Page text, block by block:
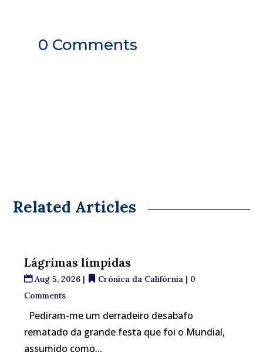
0 Comments
Related Articles
Lágrimas límpidas
Aug 5, 2026 | Crónica da Califórnia | 0
Comments
Pediram-me um derradeiro desabafo
rematado da grande festa que foi o Mundial,
assumido como...